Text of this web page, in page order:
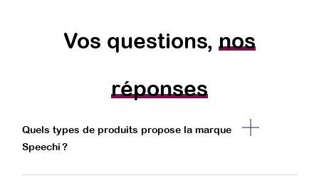
Vos questions, nos
réponses
Quels types de produits propose la marque
Speechi ?